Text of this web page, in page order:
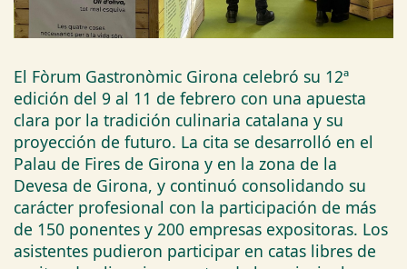
El Fòrum Gastronòmic Girona celebró su 12ª
edición del 9 al 11 de febrero con una apuesta
clara por la tradición culinaria catalana y su
proyección de futuro. La cita se desarrolló en el
Palau de Fires de Girona y en la zona de la
Devesa de Girona, y continuó consolidando su
carácter profesional con la participación de más
de 150 ponentes y 200 empresas expositoras. Los
asistentes pudieron participar en catas libres de